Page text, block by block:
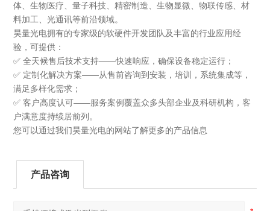
体、生物医疗、量子科技、精密制造、生物显微、物联传感、材
料加工、光通讯等前沿领域。
昊量光电拥有的专家级的软硬件开发团队及丰富的行业应用经
验，可提供：
✅ 全天候售后技术支持——快速响应，确保设备稳定运行；
✅ 定制化解决方案——从售前咨询到安装，培训，系统集成等，
满足多样化需求；
✅ 客户高度认可——服务案例覆盖众多头部企业及科研机构，客
户满意度持续居前列。
您可以通过我们昊量光电的网站了解更多的产品信息
产品咨询